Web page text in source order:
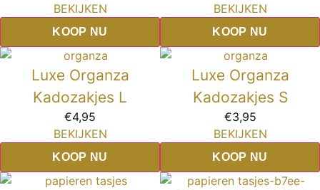
BEKIJKEN
KOOP NU
BEKIJKEN
KOOP NU
Luxe Organza
Kadozakjes L
€4,95
BEKIJKEN
KOOP NU
Luxe Organza
Kadozakjes S
€3,95
BEKIJKEN
KOOP NU